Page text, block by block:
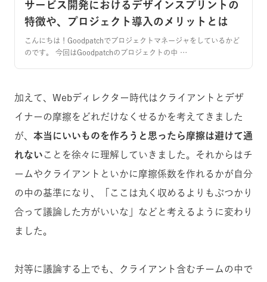
サービス開発におけるデザインスプリントの
特徴や、プロジェクト導入のメリットとは
こんにちは！Goodpatchでプロジェクトマネージャをしているかど
のです。 今回はGoodpatchのプロジェクトの中 …
加えて、Webディレクター時代はクライアントとデザ
イナーの摩擦をどれだけなくせるかを考えてきました
が、 本当にいいものを作ろうと思ったら摩擦は避けて通
れない ことを徐々に理解していきました。それからはチ
ームやクライアントといかに摩擦係数を作れるかが自分
の中の基準になり、「ここは丸く収めるよりもぶつかり
合って議論した方がいいな」などと考えるように変わり
ました。
対等に議論する上でも、クライアント含むチームの中で